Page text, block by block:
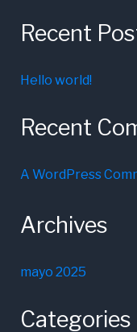
Recent
Hello world!
Recent
A WordPress
Archives
mayo 2025
Categories